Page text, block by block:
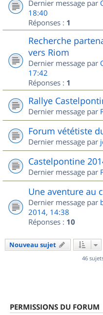
Dernier message par
18:40
Réponses : 1
Recherche
vers Riom
Dernier message par
17:42
Réponses : 1
Rallye
Dernier message par
Forum vététiste
Dernier message par
Castelpontine
Dernier message par
Une aventure au
Dernier message par
2014, 14:38
Réponses : 10
Nouveau sujet
46
PERMISSIONS DU FORUM